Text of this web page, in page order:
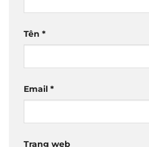
Tên *
Email *
Trang web